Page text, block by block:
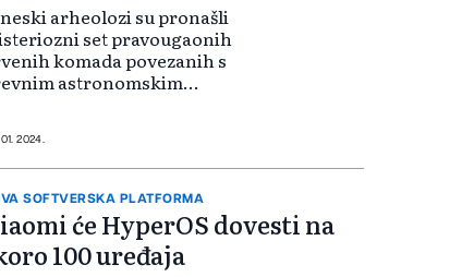
arheolozi su pronašli
set pravougaonih
komada povezanih s
astronomskim
2.000 godina, koja se nalazi na
Kine.
2024.
SOFTVERSKA PLATFORMA
će HyperOS dovesti na
100 uređaja